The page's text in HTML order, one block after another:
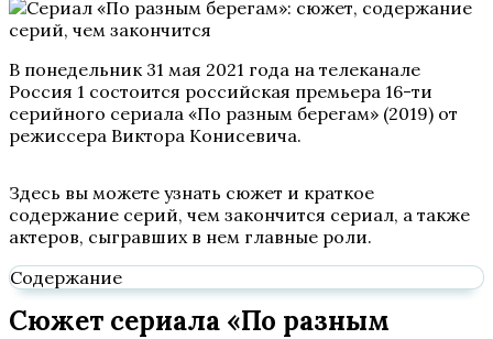
В понедельник 31 мая 2021 года на телеканале
Россия 1 состоится российская премьера 16-ти
серийного сериала «По разным берегам» (2019) от
режиссера Виктора Конисевича.
Здесь вы можете узнать сюжет и краткое
содержание серий, чем закончится сериал, а также
актеров, сыгравших в нем главные роли.
Содержание
Сюжет сериала «По разным